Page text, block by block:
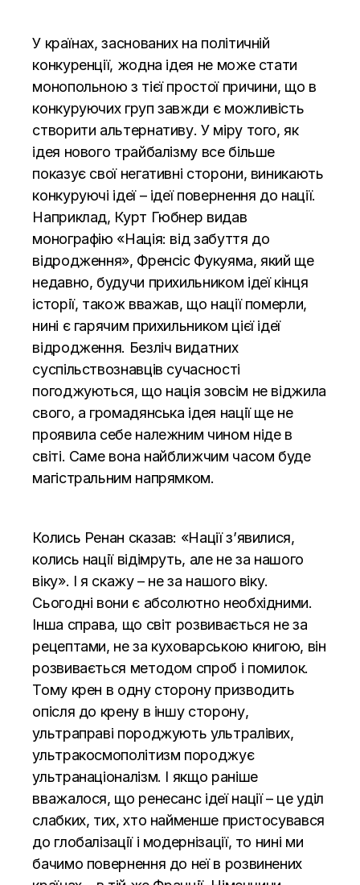
У країнах, заснованих на політичній
конкуренції, жодна ідея не може стати
монопольною з тієї простої причини, що в
конкуруючих груп завжди є можливість
створити альтернативу. У міру того, як
ідея нового трайбалізму все більше
показує свої негативні сторони, виникають
конкуруючі ідеї – ідеї повернення до нації.
Наприклад, Курт Гюбнер видав
монографію «Нація: від забуття до
відродження», Френсіс Фукуяма, який ще
недавно, будучи прихильником ідеї кінця
історії, також вважав, що нації померли,
нині є гарячим прихильником цієї ідеї
відродження. Безліч видатних
суспільствознавців сучасності
погоджуються, що нація зовсім не віджила
свого, а громадянська ідея нації ще не
проявила себе належним чином ніде в
світі. Саме вона найближчим часом буде
магістральним напрямком.
Колись Ренан сказав: «Нації з’явилися,
колись нації відімруть, але не за нашого
віку». І я скажу – не за нашого віку.
Сьогодні вони є абсолютно необхідними.
Інша справа, що світ розвивається не за
рецептами, не за куховарською книгою, він
розвивається методом спроб і помилок.
Тому крен в одну сторону призводить
опісля до крену в іншу сторону,
ультраправі породжують ультралівих,
ультракосмополітизм породжує
ультранаціоналізм. І якщо раніше
вважалося, що ренесанс ідеї нації – це уділ
слабких, тих, хто найменше пристосувався
до глобалізації і модернізації, то нині ми
бачимо повернення до неї в розвинених